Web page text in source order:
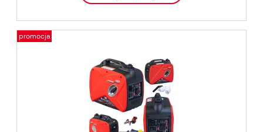
promocja